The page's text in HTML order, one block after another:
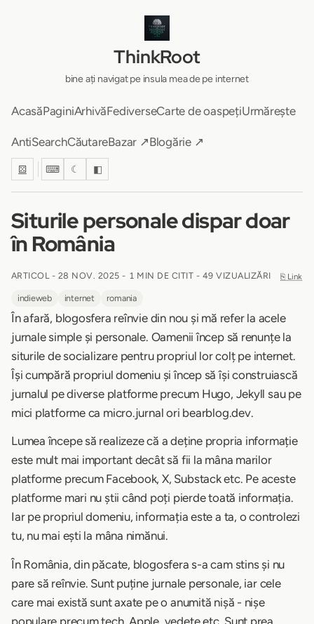
ThinkRoot
bine ați navigat pe insula mea de pe internet
AcasăPaginiArhivăFediverseCarte de oaspețiUrmărește
AntiSearchCăutareBazar ↗Blogărie ↗
⚄ ⌨ ☾ ◧
Siturile personale dispar doar
în România
ARTICOL - 28 NOV. 2025 - 1 MIN DE CITIT - 49 VIZUALIZĂRI ⎘ Link
indieweb internet romania
În afară, blogosfera reînvie din nou și mă refer la acele
jurnale simple și personale. Oamenii încep să renunțe la
siturile de socializare pentru propriul lor colț pe internet.
Își cumpără propriul domeniu și încep să își construiască
jurnalul pe diverse platforme precum Hugo, Jekyll sau pe
mici platforme ca micro.jurnal ori bearblog.dev.
Lumea începe să realizeze că a deține propria informație
este mult mai important decât să fii la mâna marilor
platforme precum Facebook, X, Substack etc. Pe aceste
platforme mari nu știi când poți pierde toată informația.
Iar pe propriul domeniu, informația este a ta, o controlezi
tu, nu mai ești la mâna nimănui.
În România, din păcate, blogosfera s-a cam stins și nu
pare să reînvie. Sunt puține jurnale personale, iar cele
care mai există sunt axate pe o anumită nișă - nișe
populare precum tech, Apple, vedete etc. Sunt prea